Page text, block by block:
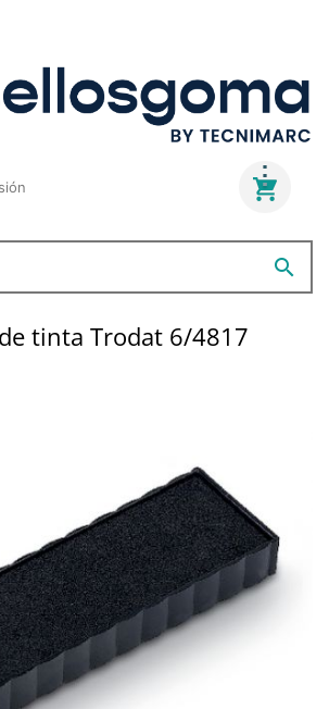
Buscar
search
tinta Trodat 6/4817